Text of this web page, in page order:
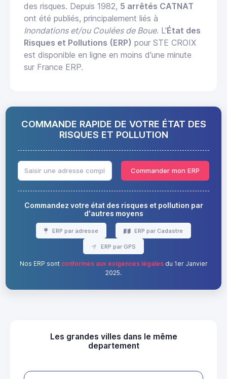
des risques. Depuis 1982, 5 arrêtés CATNAT
ont été publiés, principalement liés à
Inondations et/ou Coulées de Boue. L'État des
Risques et Pollutions (ERP) pour STE CROIX
est disponible en ligne en moins d'une minute
sur France ERP.
COMMANDE RAPIDE DE VOTRE ÉTAT DES
RISQUES ET POLLUTION
Commander mon ERP
Commandez votre état des risques et pollution par
d'autres moyens
ERP par adresse ERP par Cadastre
ERP par GPS
Nos ERP sont conformes aux exigences légalesdu 1er Janvier
2025.
Les grandes villes dans le même
departement